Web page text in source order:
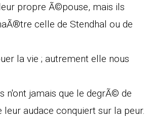
propre Ã©pouse, mais ils
celle de Stendhal ou de
la vie ; autrement elle nous
n'ont jamais que le degrÃ© de
audace conquiert sur la peur.